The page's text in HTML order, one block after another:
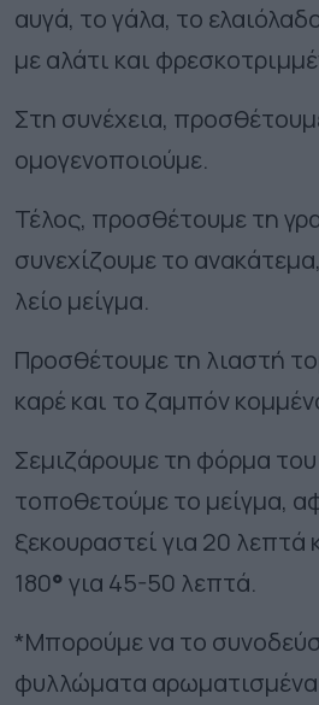
αυγά, το γάλα, το
με αλάτι και
Στη συνέχεια,
ομογενοποιούμε.
Τέλος, προσθέτουμε τη
συνεχίζουμε το
λείο μείγμα.
Προσθέτουμε τη λιαστή
καρέ και το ζαμπόν
Σεμιζάρουμε τη φόρμα του
τοποθετούμε το μείγμα,
ξεκουραστεί για 20
180°για 45-50 λεπτά.
*Μπορούμε να το
φυλλώματα